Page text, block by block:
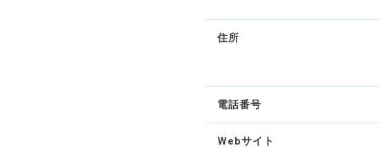
住所
電話番号
Webサイト